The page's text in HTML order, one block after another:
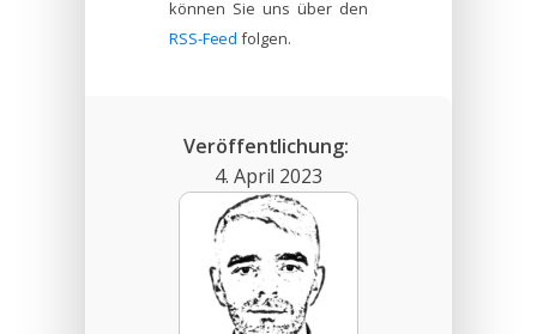
können Sie uns über den
RSS-Feed folgen.
Veröffentlichung:
4. April 2023